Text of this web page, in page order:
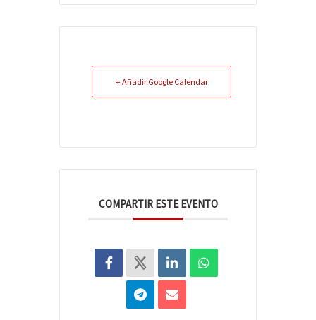
+ Añadir Google Calendar
COMPARTIR ESTE EVENTO